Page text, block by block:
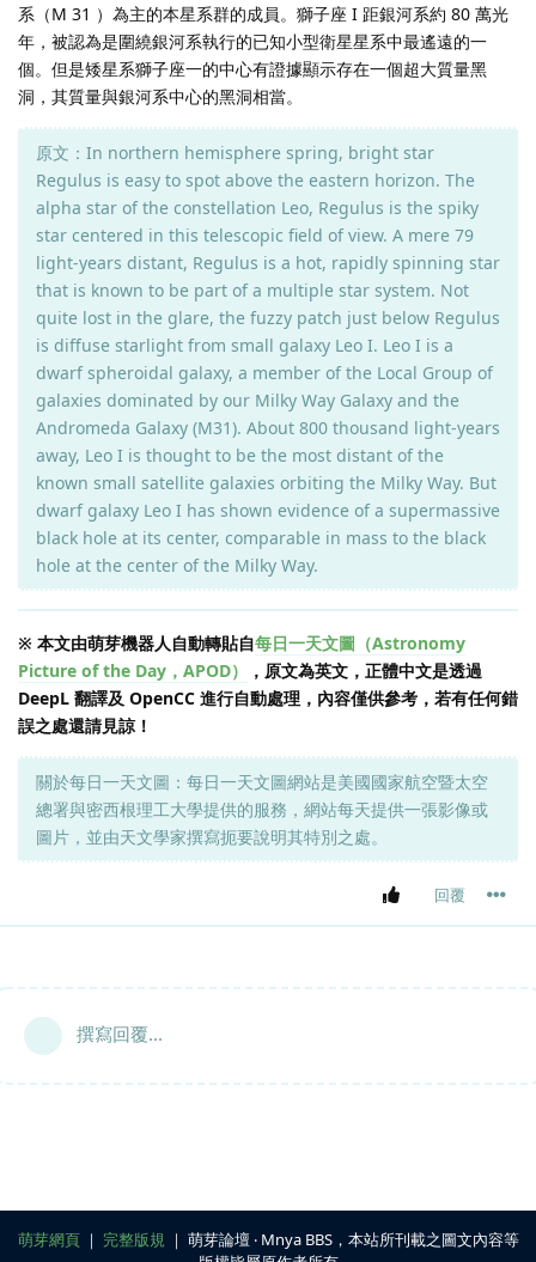
系（M 31 ）為主的本星系群的成員。獅子座 I 距銀河系約 80 萬光
年，被認為是圍繞銀河系執行的已知小型衛星星系中最遙遠的一
個。但是矮星系獅子座一的中心有證據顯示存在一個超大質量黑
洞，其質量與銀河系中心的黑洞相當。
原文：In northern hemisphere spring, bright star
Regulus is easy to spot above the eastern horizon. The
alpha star of the constellation Leo, Regulus is the spiky
star centered in this telescopic field of view. A mere 79
light-years distant, Regulus is a hot, rapidly spinning star
that is known to be part of a multiple star system. Not
quite lost in the glare, the fuzzy patch just below Regulus
is diffuse starlight from small galaxy Leo I. Leo I is a
dwarf spheroidal galaxy, a member of the Local Group of
galaxies dominated by our Milky Way Galaxy and the
Andromeda Galaxy (M31). About 800 thousand light-years
away, Leo I is thought to be the most distant of the
known small satellite galaxies orbiting the Milky Way. But
dwarf galaxy Leo I has shown evidence of a supermassive
black hole at its center, comparable in mass to the black
hole at the center of the Milky Way.
※ 本文由萌芽機器人自動轉貼自每日一天文圖（Astronomy
Picture of the Day，APOD）
，原文為英文，正體中文是透過
DeepL 翻譯及 OpenCC 進行自動處理，內容僅供參考，若有任何錯
誤之處還請見諒！
關於每日一天文圖：每日一天文圖網站是美國國家航空暨太空
總署與密西根理工大學提供的服務，網站每天提供一張影像或
圖片，並由天文學家撰寫扼要說明其特別之處。
回覆
撰寫回覆...
萌芽網頁｜ 完整版規 ｜ 萌芽論壇 ‧ Mnya BBS，本站所刊載之圖文內容等